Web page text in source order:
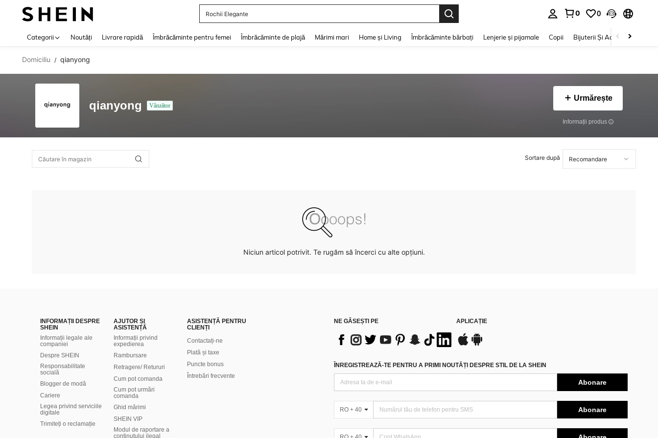
Rochii Elegante
0 0
Categorii Noutăți Livrare rapidă Îmbrăcăminte pentru femei Îmbrăcăminte de plajă Mărimi mari Home și Living Îmbrăcăminte bărbați Lenjerie și pijamale Copii Bijuterii Și Accesorii
Domiciliu / qianyong
qianyong Vânzător
Urmărește
Informații produs
Sortare după
Niciun articol potrivit. Te rugăm să încerci cu alte opțiuni.
INFORMAȚII DESPRE
SHEIN
Informații legale ale
companiei
Despre SHEIN
Responsabilitate
socială
Blogger de modă
Cariere
Legea privind serviciile
digitale
Trimiteți o reclamație
AJUTOR ȘI
ASISTENȚĂ
Informații privind
expedierea
Rambursare
Retragere/ Retururi
Cum pot comanda
Cum pot urmări
comanda
Ghid mărimi
SHEIN VIP
Modul de raportare a
conținutului ilegal
ASISTENȚĂ PENTRU
CLIENȚI
Contactați-ne
Plată și taxe
Puncte bonus
Întrebări frecvente
NE GĂSEȘTI PE APLICAȚIE
ÎNREGISTREAZĂ-TE PENTRU A PRIMI NOUTĂȚI DESPRE STIL DE LA SHEIN
Abonare
RO + 40 Abonare